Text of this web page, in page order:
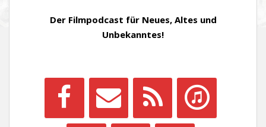
Der Filmpodcast für Neues, Altes und
Unbekanntes!